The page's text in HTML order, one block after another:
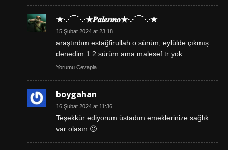
★·.·´¯`·.·★𝑷𝒂𝒍𝒆𝒓𝒎𝒐★·.·´¯`·.·★
15 Şubat 2024 at 23:18
araştırdım estağfirullah o sürüm, eylülde çıkmış
denedim 1 2 sürüm ama malesef tr yok
Yorumu Cevapla
boygahan
16 Şubat 2024 at 11:36
Teşekkür ediyorum üstadım emeklerinize sağlık
var olasın 🙂